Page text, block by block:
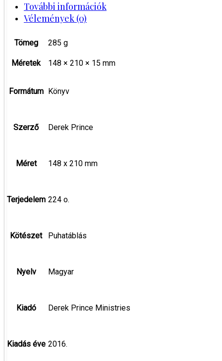
További információk
Vélemények (0)
Tömeg 285 g
Méretek 148 × 210 × 15 mm
Formátum Könyv
Szerző Derek Prince
Méret 148 x 210 mm
Terjedelem 224 o.
Kötészet Puhatáblás
Nyelv Magyar
Kiadó Derek Prince Ministries
Kiadás éve 2016.